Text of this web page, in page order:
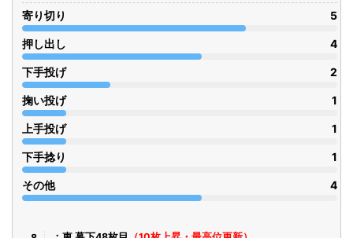
寄り切り 5
押し出し 4
下手投げ 2
掬い投げ 1
上手投げ 1
下手捻り 1
その他 4